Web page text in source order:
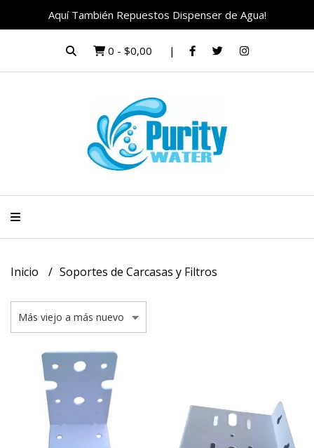
Aquí También Repuestos Dispenser de Agua!
0 - $0,00
Inicio Soportes de Carcasas y Filtros